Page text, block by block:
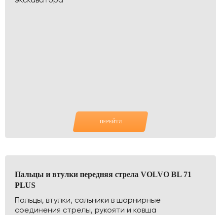
ПЕРЕЙТИ
Пальцы и втулки передняя стрела VOLVO BL 71
PLUS
Пальцы, втулки, сальники в шарнирные
соединения стрелы, рукояти и ковша